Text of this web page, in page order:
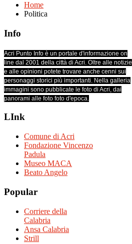
Home
Politica
Info
Acri Punto Info è un portale d'informazione on
line dal 2001 della città di Acri. Oltre alle notizie
e alle opinioni potete trovare anche cenni sui
personaggi storici più importanti. Nella galleria
immagini sono pubblicate le foto di Acri, dai
panorami alle foto foto d'epoca.
LInk
Comune di Acri
Fondazione Vincenzo
Padula
Museo MACA
Beato Angelo
Popular
Corriere della
Calabria
Ansa Calabria
Strill